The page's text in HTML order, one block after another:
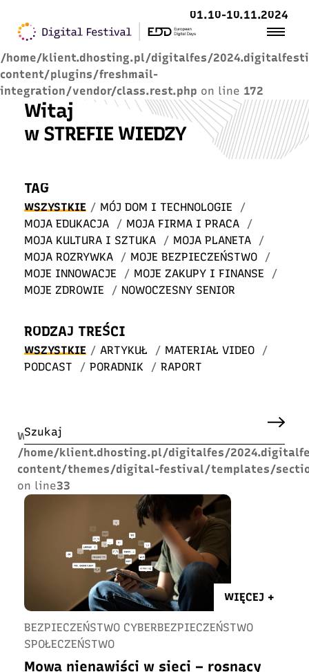
Warning : Trying to access array offset on value of
type null in
/home/klient.dhosting.pl/digitalfes/
content/plugins/freshmail-
integration/vendor/class.rest.php on line 172
01.10-10.11.2024
Witaj
w STREFIE WIEDZY
TAG
WSZYSTKIE / MÓJ DOM I TECHNOLOGIE
/
MOJA EDUKACJA
/ MOJA FIRMA I PRACA
/
MOJA KULTURA I SZTUKA
/ MOJA PLANETA
/
MOJA ROZRYWKA
/ MOJE BEZPIECZEŃSTWO
/
MOJE INNOWACJE
/ MOJE ZAKUPY I FINANSE
/
MOJE ZDROWIE
/ NOWOCZESNY SENIOR
RODZAJ TREŚCI
WSZYSTKIE / ARTYKUŁ / MATERIAŁ VIDEO
/
PODCAST
/ PORADNIK / RAPORT
Warning
/home/klient.dhosting.pl/digitalfes/
content/themes/digital-festival/templates/
on line33
WIĘCEJ +
BEZPIECZEŃSTWO CYBERBEZPIECZEŃSTWO
SPOŁECZEŃSTWO
Mowa nienawiści w sieci – rosnący